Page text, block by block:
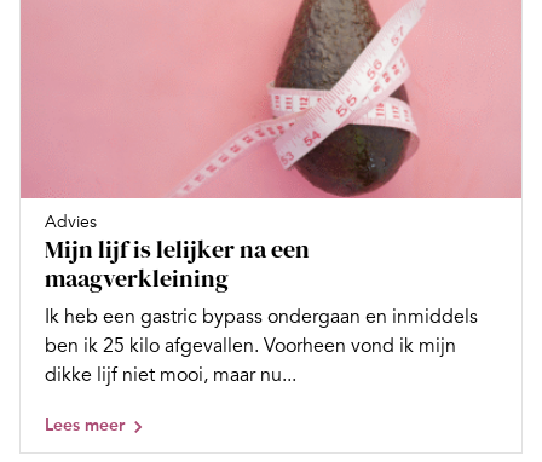
Advies
Mijn lijf is lelijker na een
maagverkleining
Ik heb een gastric bypass ondergaan en inmiddels
ben ik 25 kilo afgevallen. Voorheen vond ik mijn
dikke lijf niet mooi, maar nu...
Lees meer